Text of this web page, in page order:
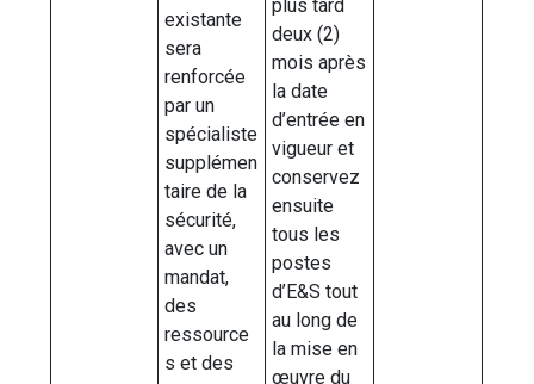
existante
sera
renforcée
par un
spécialiste
supplémen
taire de la
sécurité,
avec un
mandat,
des
ressource
s et des
plus tard
deux (2)
mois après
la date
d’entrée en
vigueur et
conservez
ensuite
tous les
postes
d’E&S tout
au long de
la mise en
œuvre du